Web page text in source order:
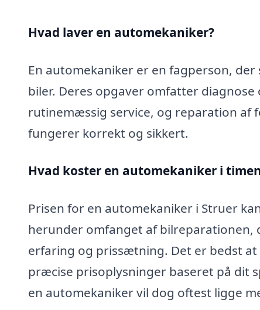
Hvad laver en automekaniker?
En automekaniker er en fagperson,
biler. Deres opgaver omfatter
rutinemæssig service, og reparation af
fungerer korrekt og sikkert.
Hvad koster en automekaniker i
Prisen for en automekaniker i Struer
herunder omfanget af bilreparationen,
erfaring og prissætning. Det er bedst
præcise prisoplysninger baseret på dit
en automekaniker vil dog oftest ligge